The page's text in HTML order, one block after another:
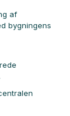
af
bygningens